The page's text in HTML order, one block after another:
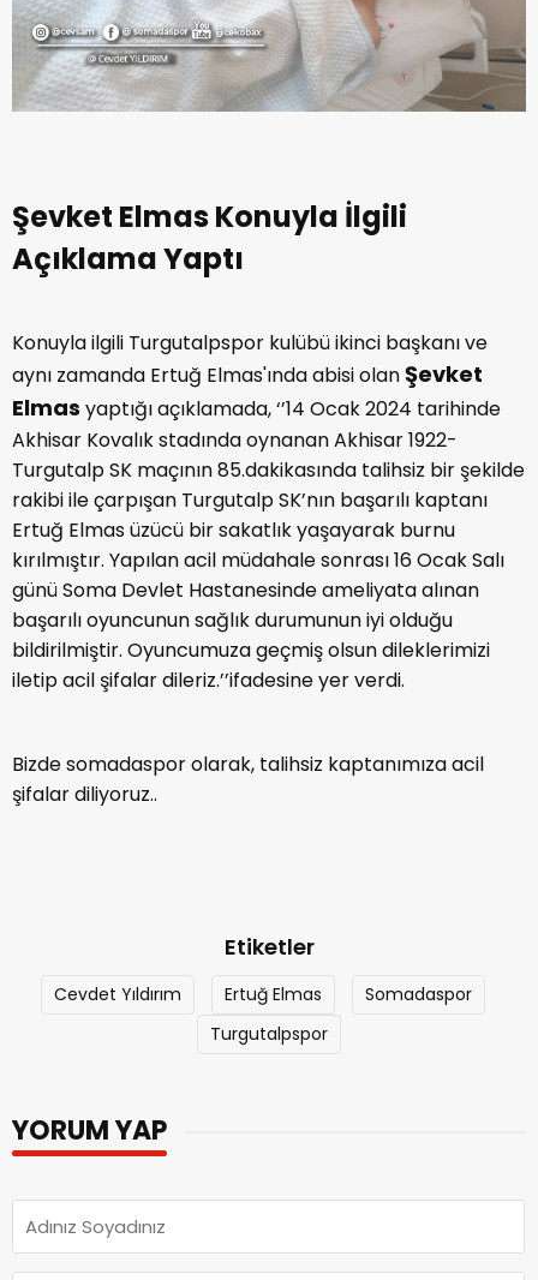
Şevket Elmas Konuyla İlgili
Açıklama Yaptı
Konuyla ilgili Turgutalpspor kulübü ikinci başkanı ve
aynı zamanda Ertuğ Elmas'ında abisi olanŞevket
Elmas yaptığı açıklamada, ‘’14 Ocak 2024 tarihinde
Akhisar Kovalık stadında oynanan Akhisar 1922-
Turgutalp SK maçının 85.dakikasında talihsiz bir şekilde
rakibi ile çarpışan Turgutalp SK’nın başarılı kaptanı
Ertuğ Elmas üzücü bir sakatlık yaşayarak burnu
kırılmıştır. Yapılan acil müdahale sonrası 16 Ocak Salı
günü Soma Devlet Hastanesinde ameliyata alınan
başarılı oyuncunun sağlık durumunun iyi olduğu
bildirilmiştir. Oyuncumuza geçmiş olsun dileklerimizi
iletip acil şifalar dileriz.’’ifadesine yer verdi.
Bizde somadaspor olarak, talihsiz kaptanımıza acil
şifalar diliyoruz..
Etiketler
Cevdet Yıldırım Ertuğ Elmas
Somadaspor
Turgutalpspor
YORUM YAP